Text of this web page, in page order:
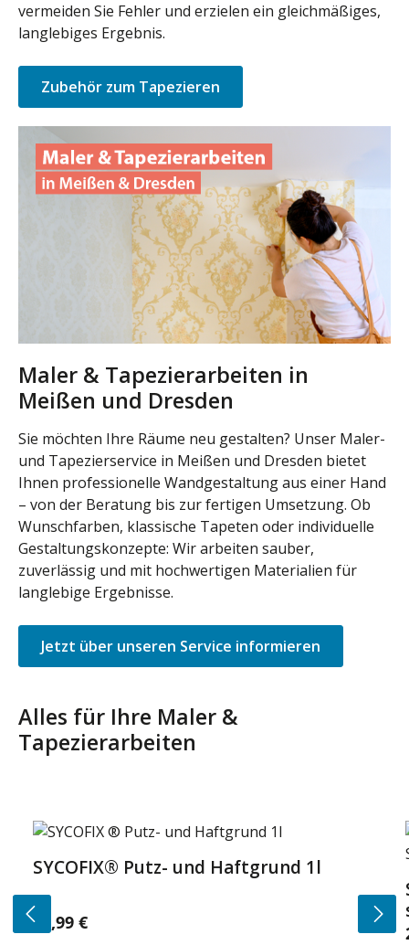
vermeiden Sie Fehler und erzielen ein gleichmäßiges,
langlebiges Ergebnis.
Zubehör zum Tapezieren
Maler & Tapezierarbeiten in
Meißen und Dresden
Sie möchten Ihre Räume neu gestalten? Unser Maler-
und Tapezierservice in Meißen und Dresden bietet
Ihnen professionelle Wandgestaltung aus einer Hand
– von der Beratung bis zur fertigen Umsetzung. Ob
Wunschfarben, klassische Tapeten oder individuelle
Gestaltungskonzepte: Wir arbeiten sauber,
zuverlässig und mit hochwertigen Materialien für
langlebige Ergebnisse.
Jetzt über unseren Service informieren
Alles für Ihre Maler &
Tapezierarbeiten
Produktgalerie überspringen
SYCOFIX® Putz- und Haftgrund 1l
Regulärer Preis:
14,99 €